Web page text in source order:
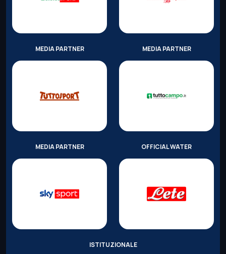
MEDIA PARTNER MEDIA PARTNER
MEDIA PARTNER OFFICIAL WATER
ISTITUZIONALE